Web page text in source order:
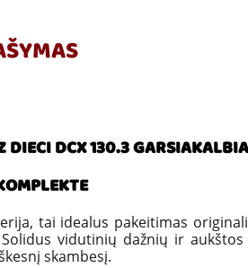
DIECI DCX 130.3
tai idealus pakeitimas
vidutinių dažnių ir
skambesį.